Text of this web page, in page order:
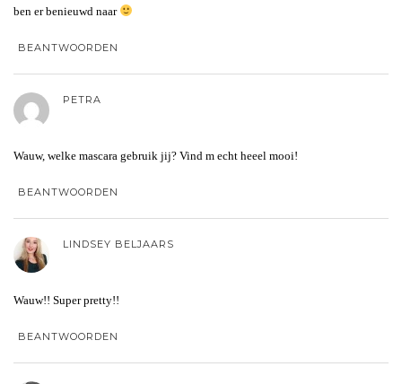
ben er benieuwd naar
BEANTWOORDEN
PETRA
Wauw, welke mascara gebruik jij? Vind m echt heeel mooi!
BEANTWOORDEN
LINDSEY BELJAARS
Wauw!! Super pretty!!
BEANTWOORDEN